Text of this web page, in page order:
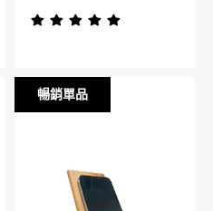
暢銷單品
暢銷單品